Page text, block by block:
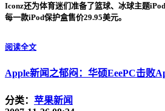
Iconz还为体育迷们准备了篮球、冰球主题
每一款iPod保护盒售价29.95美元。
阅读全文
Apple新闻之郁闷：华硕EeePC击败
分类： 苹果新闻